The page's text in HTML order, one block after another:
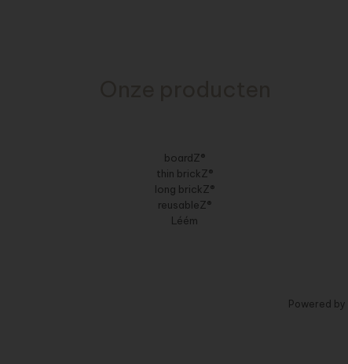
boardZ®
thin brickZ®
long brickZ®
reusableZ®
Léém
Powered by